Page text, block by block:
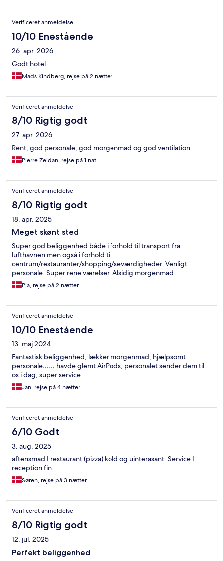
Verificeret anmeldelse
10/10 Enestående
26. apr. 2026
Godt hotel
Mads Kindberg, rejse på 2 nætter
Verificeret anmeldelse
8/10 Rigtig godt
27. apr. 2026
Rent, god personale, god morgenmad og god ventilation
Pierre Zeidan, rejse på 1 nat
Verificeret anmeldelse
8/10 Rigtig godt
18. apr. 2025
Meget skønt sted
Super god beliggenhed både i forhold til transport fra
lufthavnen men også i forhold til
centrum/restauranter/shopping/seværdigheder. Venligt
personale. Super rene værelser. Alsidig morgenmad.
Pia, rejse på 2 nætter
Verificeret anmeldelse
10/10 Enestående
13. maj 2024
Fantastisk beliggenhed, lækker morgenmad, hjælpsomt
personale…… havde glemt AirPods, personalet sender dem til
os i dag, super service
Jan, rejse på 4 nætter
Verificeret anmeldelse
6/10 Godt
3. aug. 2025
aftensmad I restaurant (pizza) kold og uinterasant. Service I
reception fin
Søren, rejse på 3 nætter
Verificeret anmeldelse
8/10 Rigtig godt
12. jul. 2025
Perfekt beliggenhed